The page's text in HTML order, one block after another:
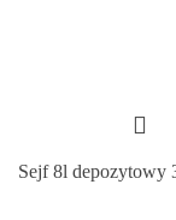
Sejf 8l depozytowy